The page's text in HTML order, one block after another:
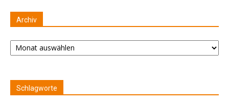
Archiv
Archiv
Schlagworte